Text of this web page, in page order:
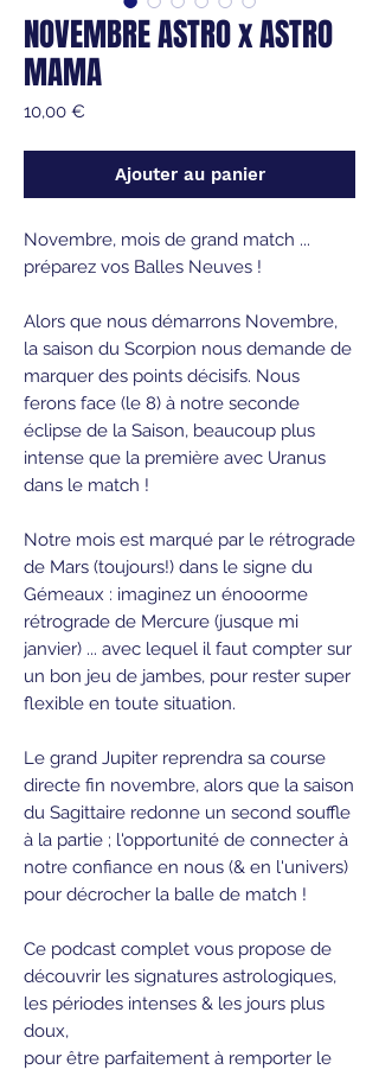
NOVEMBRE ASTRO x ASTRO
MAMA
10,00 €
Ajouter au panier
Novembre, mois de grand match ...
préparez vos Balles Neuves !
Alors que nous démarrons Novembre,
la saison du Scorpion nous demande de
marquer des points décisifs. Nous
ferons face (le 8) à notre seconde
éclipse de la Saison, beaucoup plus
intense que la première avec Uranus
dans le match !
Notre mois est marqué par le rétrograde
de Mars (toujours!) dans le signe du
Gémeaux : imaginez un énooorme
rétrograde de Mercure (jusque mi
janvier) ... avec lequel il faut compter sur
un bon jeu de jambes, pour rester super
flexible en toute situation.
Le grand Jupiter reprendra sa course
directe fin novembre, alors que la saison
du Sagittaire redonne un second souffle
à la partie ; l'opportunité de connecter à
notre confiance en nous (& en l'univers)
pour décrocher la balle de match !
Ce podcast complet vous propose de
découvrir les signatures astrologiques,
les périodes intenses & les jours plus
doux,
pour être parfaitement à remporter le